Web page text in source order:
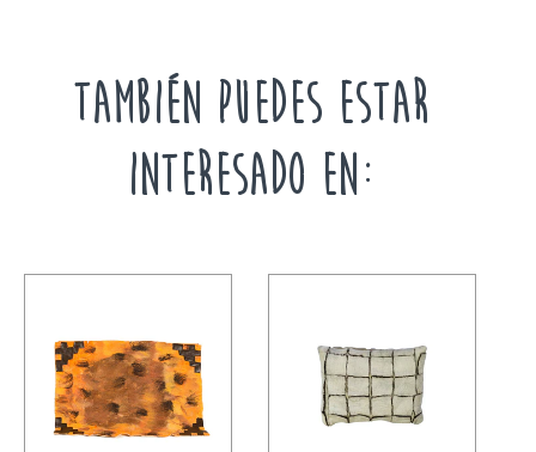
TAMBIÉN PUEDES ESTAR
INTERESADO EN: